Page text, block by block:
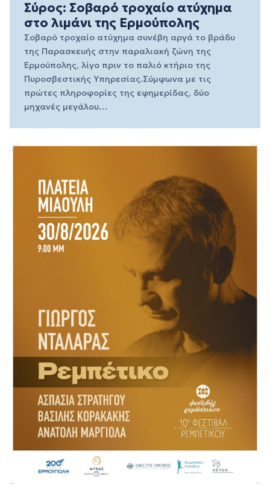
Σύρος: Σοβαρό τροχαίο ατύχημα
στο λιμάνι της Ερμούπολης
Σοβαρό τροχαίο ατύχημα συνέβη αργά το βράδυ
της Παρασκευής στην παραλιακή ζώνη της
Ερμούπολης, λίγο πριν το παλιό κτήριο της
Πυροσβεστικής Υπηρεσίας.Σύμφωνα με τις
πρώτες πληροφορίες της εφημερίδας, δύο
μηχανές μεγάλου…